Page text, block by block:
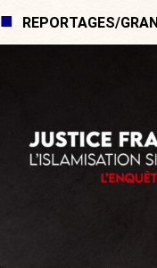
REPORTAGES/